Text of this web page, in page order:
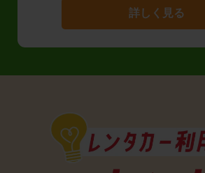
詳しく見る